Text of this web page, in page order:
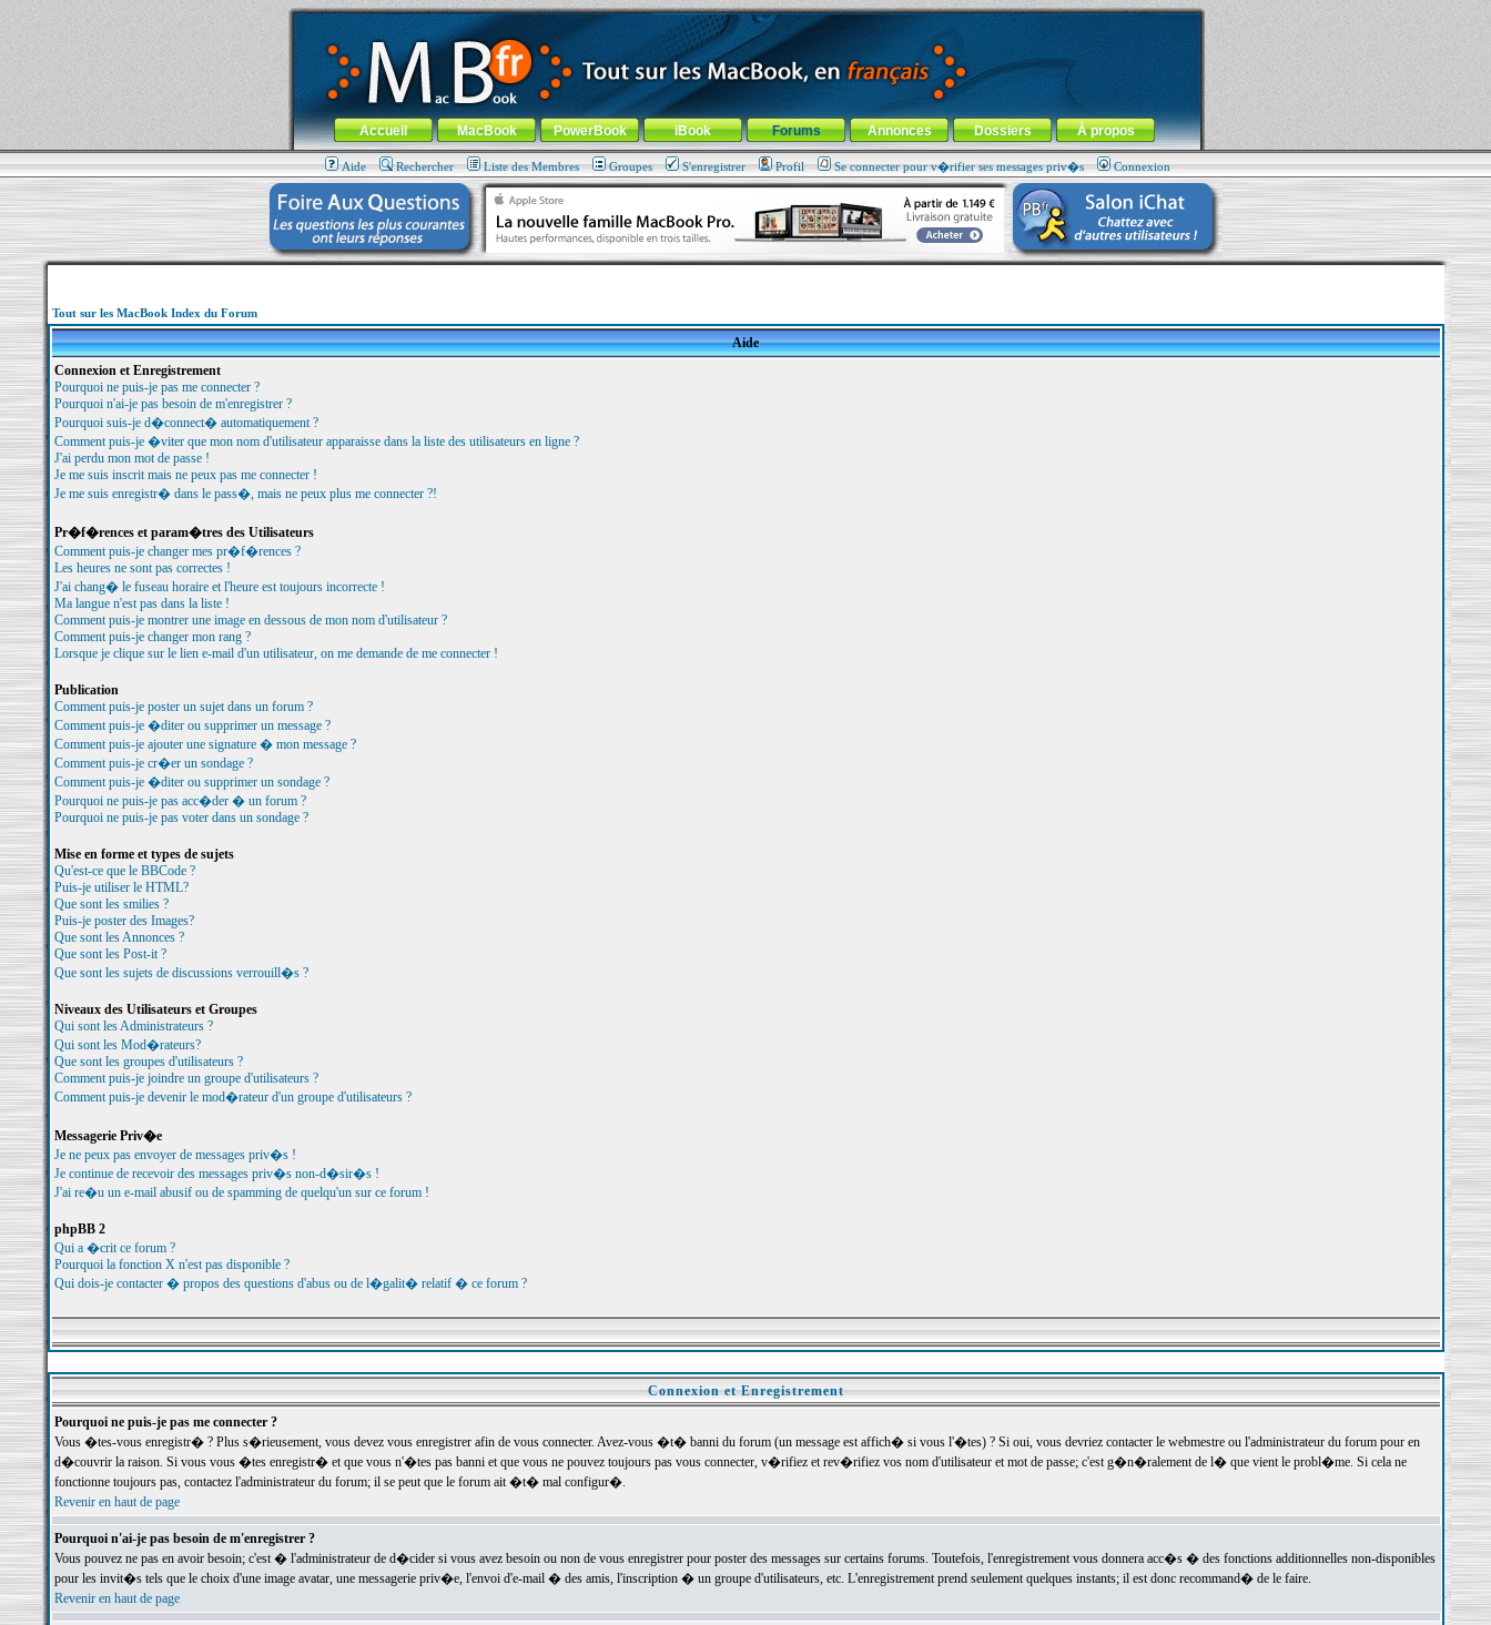
MacBook-fr.com : 100% Apple... 100% nomade !
Aller au contenu-Aller au menu général-Aller au menu de la rubrique
Menu général
Accueil MacBook PowerBook iBook Forums Annonces Dossiers À propos
Aide Rechercher Liste des Membres Groupes S'enregistrer Profil Se connecter pour v�rifier ses messages priv�s Connexion
Tout sur les MacBook Index du Forum
Aide
Connexion et Enregistrement
Pourquoi ne puis-je pas me connecter ?
Pourquoi n'ai-je pas besoin de m'enregistrer ?
Pourquoi suis-je d�connect� automatiquement ?
Comment puis-je �viter que mon nom d'utilisateur apparaisse dans la liste des utilisateurs en ligne ?
J'ai perdu mon mot de passe !
Je me suis inscrit mais ne peux pas me connecter !
Je me suis enregistr� dans le pass�, mais ne peux plus me connecter ?!
Pr�f�rences et param�tres des Utilisateurs
Comment puis-je changer mes pr�f�rences ?
Les heures ne sont pas correctes !
J'ai chang� le fuseau horaire et l'heure est toujours incorrecte !
Ma langue n'est pas dans la liste !
Comment puis-je montrer une image en dessous de mon nom d'utilisateur ?
Comment puis-je changer mon rang ?
Lorsque je clique sur le lien e-mail d'un utilisateur, on me demande de me connecter !
Publication
Comment puis-je poster un sujet dans un forum ?
Comment puis-je �diter ou supprimer un message ?
Comment puis-je ajouter une signature � mon message ?
Comment puis-je cr�er un sondage ?
Comment puis-je �diter ou supprimer un sondage ?
Pourquoi ne puis-je pas acc�der � un forum ?
Pourquoi ne puis-je pas voter dans un sondage ?
Mise en forme et types de sujets
Qu'est-ce que le BBCode ?
Puis-je utiliser le HTML?
Que sont les smilies ?
Puis-je poster des Images?
Que sont les Annonces ?
Que sont les Post-it ?
Que sont les sujets de discussions verrouill�s ?
Niveaux des Utilisateurs et Groupes
Qui sont les Administrateurs ?
Qui sont les Mod�rateurs?
Que sont les groupes d'utilisateurs ?
Comment puis-je joindre un groupe d'utilisateurs ?
Comment puis-je devenir le mod�rateur d'un groupe d'utilisateurs ?
Messagerie Priv�e
Je ne peux pas envoyer de messages priv�s !
Je continue de recevoir des messages priv�s non-d�sir�s !
J'ai re�u un e-mail abusif ou de spamming de quelqu'un sur ce forum !
phpBB 2
Qui a �crit ce forum ?
Pourquoi la fonction X n'est pas disponible ?
Qui dois-je contacter � propos des questions d'abus ou de l�galit� relatif � ce forum ?
Connexion et Enregistrement
Pourquoi ne puis-je pas me connecter ?
Vous �tes-vous enregistr� ? Plus s�rieusement, vous devez vous enregistrer afin de vous connecter. Avez-vous �t� banni du forum (un message est affich� si vous l'�tes) ? Si oui, vous devriez contacter le webmestre ou l'administrateur du forum pour en
d�couvrir la raison. Si vous vous �tes enregistr� et que vous n'�tes pas banni et que vous ne pouvez toujours pas vous connecter, v�rifiez et rev�rifiez vos nom d'utilisateur et mot de passe; c'est g�n�ralement de l� que vient le probl�me. Si cela ne
fonctionne toujours pas, contactez l'administrateur du forum; il se peut que le forum ait �t� mal configur�.
Revenir en haut de page
Pourquoi n'ai-je pas besoin de m'enregistrer ?
Vous pouvez ne pas en avoir besoin; c'est � l'administrateur de d�cider si vous avez besoin ou non de vous enregistrer pour poster des messages sur certains forums. Toutefois, l'enregistrement vous donnera acc�s � des fonctions additionnelles non-disponibles
pour les invit�s tels que le choix d'une image avatar, une messagerie priv�e, l'envoi d'e-mail � des amis, l'inscription � un groupe d'utilisateurs, etc. L'enregistrement prend seulement quelques instants; il est donc recommand� de le faire.
Revenir en haut de page